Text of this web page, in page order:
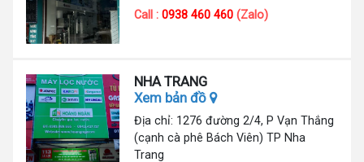
Call :0938 460 460 (Zalo)
NHA TRANG
Xem bản đồ
Địa chỉ: 1276 đường 2/4, P Vạn Thắng
(cạnh cà phê Bách Viên) TP Nha
Trang